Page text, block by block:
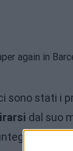
sono stati i
dal suo
era di